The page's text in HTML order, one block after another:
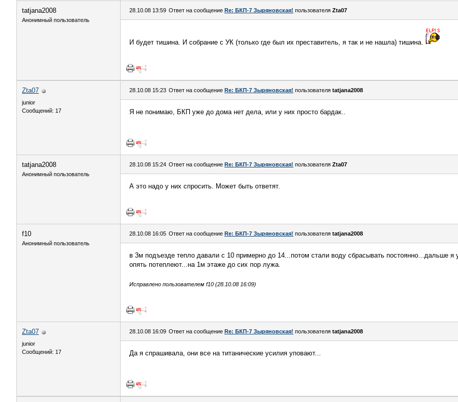
tatjana2008
Анонимный пользователь
28.10.08 13:59 Ответ на сообщение Re: БКП-7 Зыряновская! пользователя Zta07
И будет тишина. И собрание с УК (только где был их преставитель, я так и не нашла) тишина.
Zta07
junior
Сообщений: 17
28.10.08 15:23 Ответ на сообщение Re: БКП-7 Зыряновская! пользователя tatjana2008
Я не понимаю, БКП уже до дома нет дела, или у них просто бардак..
tatjana2008
Анонимный пользователь
28.10.08 15:24 Ответ на сообщение Re: БКП-7 Зыряновская! пользователя Zta07
А это надо у них спросить. Может быть ответят.
f10
Анонимный пользователь
28.10.08 16:05 Ответ на сообщение Re: БКП-7 Зыряновская! пользователя tatjana2008
в 3м подъезде тепло давали с 10 примерно до 14...потом стали воду сбрасывать постоянно...дальше я
опять потеплеют...на 1м этаже до сих пор лужа.
Исправлено пользователем f10 (28.10.08 16:09)
Zta07
junior
Сообщений: 17
28.10.08 16:09 Ответ на сообщение Re: БКП-7 Зыряновская! пользователя tatjana2008
Да я спрашивала, они все на титанические усилия уповают...